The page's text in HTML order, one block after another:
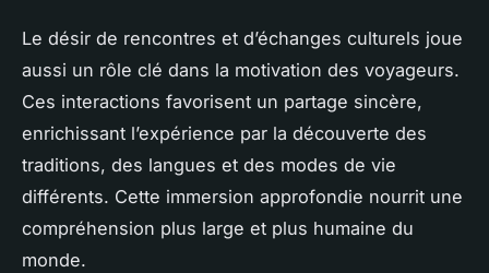
Le désir de rencontres et d’échanges culturels joue
aussi un rôle clé dans la motivation des voyageurs.
Ces interactions favorisent un partage sincère,
enrichissant l’expérience par la découverte des
traditions, des langues et des modes de vie
différents. Cette immersion approfondie nourrit une
compréhension plus large et plus humaine du
monde.